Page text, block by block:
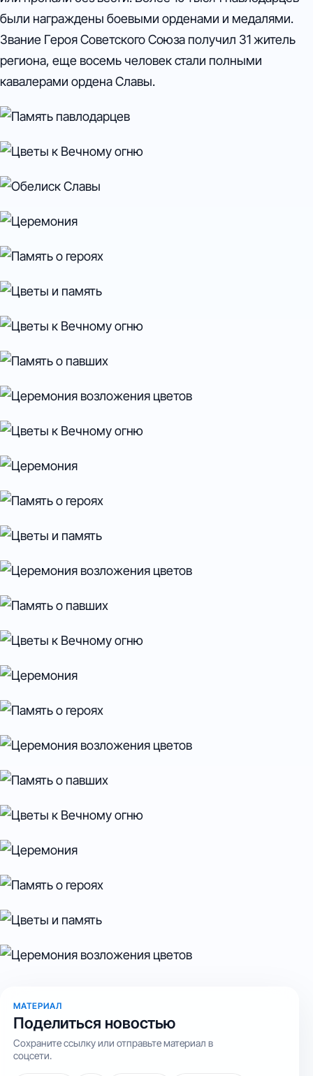
были награждены боевыми орденами и медалями.
Звание Героя Советского Союза получил 31 житель
региона, еще восемь человек стали полными
кавалерами ордена Славы.
МАТЕРИАЛ
Поделиться новостью
Сохраните ссылку или отправьте материал в
соцсети.